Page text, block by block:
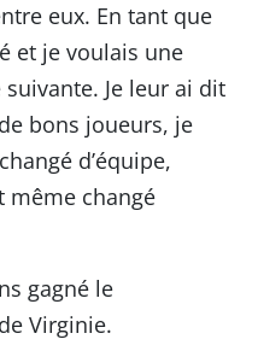
eux. En tant que
et je voulais une
Je leur ai dit
bons joueurs, je
d’équipe,
même changé
gagné le
Virginie.